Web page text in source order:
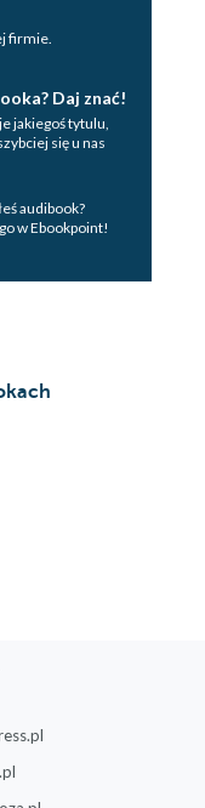
firmie.
Daj znać!
jakiegoś tytulu,
się u nas
audibook?
w Ebookpoint!